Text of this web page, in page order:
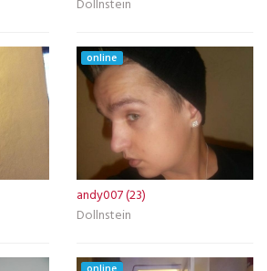
Dollnstein
online
andy007 (23)
Dollnstein
online